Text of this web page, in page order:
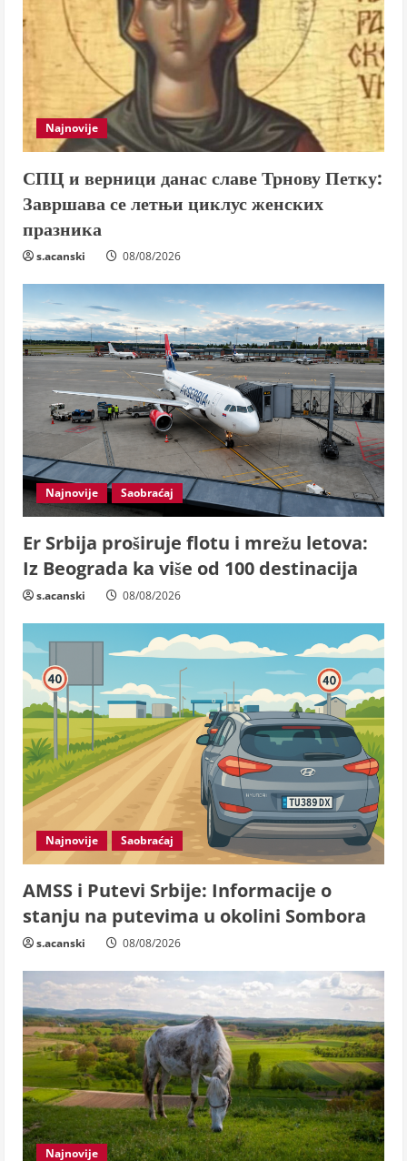
Najnovije
СПЦ и верници данас славе Трнову Петку:
Завршава се летњи циклус женских
празника
s.acanski 08/08/2026
Najnovije Saobraćaj
Er Srbija proširuje flotu i mrežu letova:
Iz Beograda ka više od 100 destinacija
s.acanski 08/08/2026
Najnovije Saobraćaj
AMSS i Putevi Srbije: Informacije o
stanju na putevima u okolini Sombora
s.acanski 08/08/2026
Najnovije